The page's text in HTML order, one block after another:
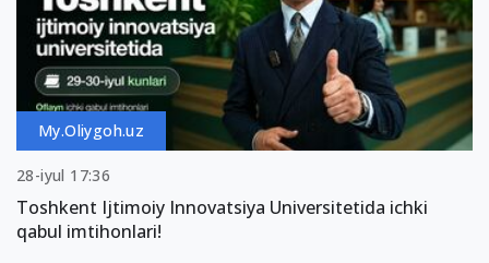
My.Oliygoh.uz
28-iyul 17:36
Toshkent Ijtimoiy Innovatsiya Universitetida ichki
qabul imtihonlari!